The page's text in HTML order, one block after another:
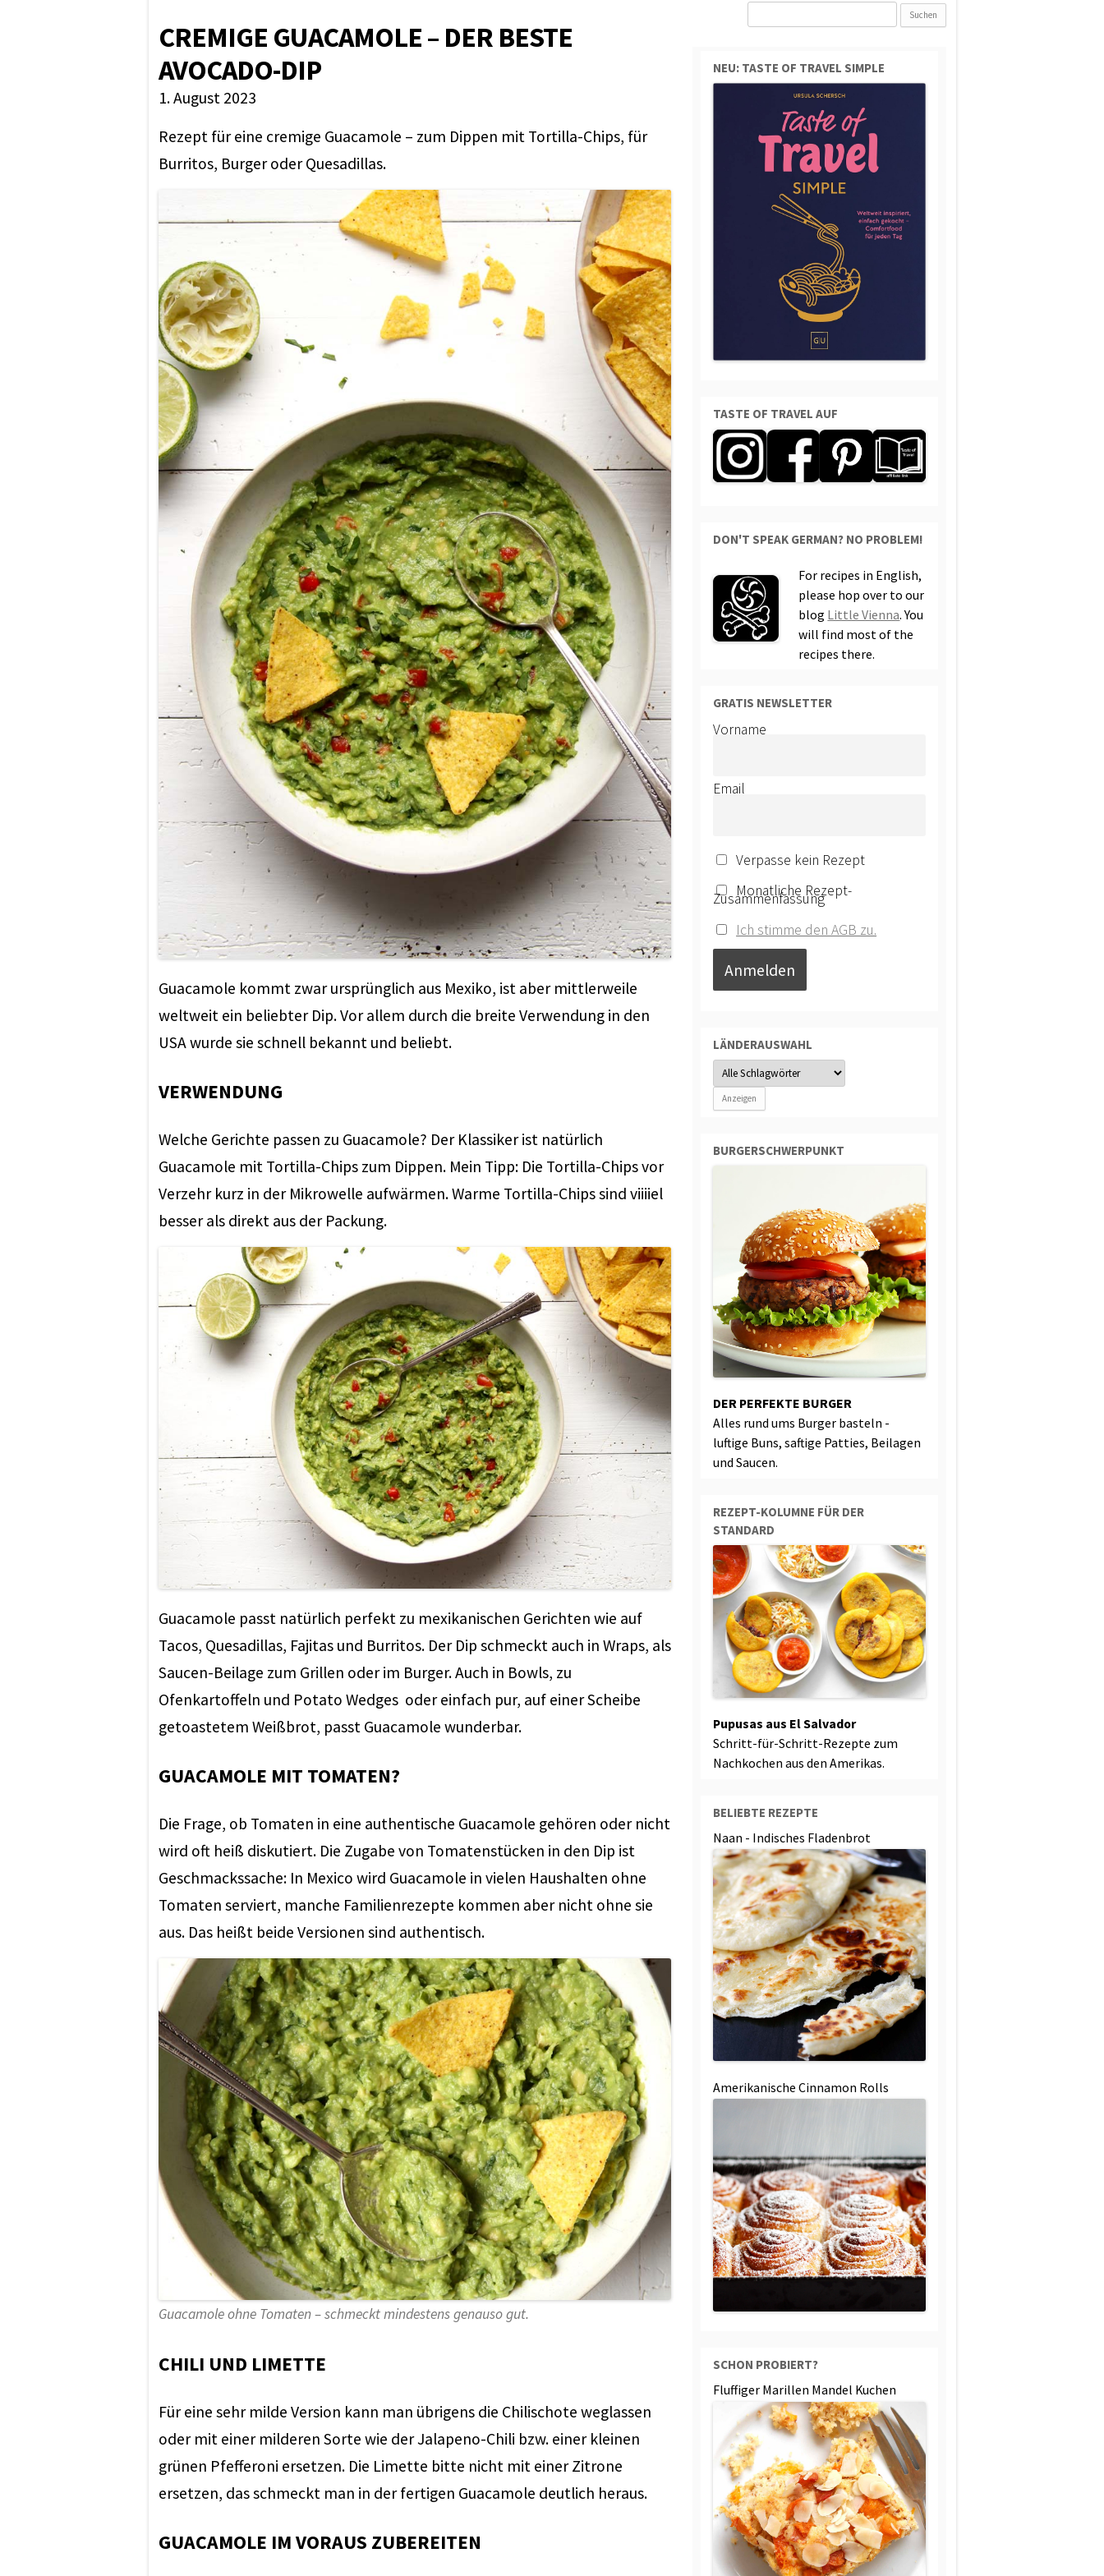
CREMIGE GUACAMOLE – DER BESTE
AVOCADO-DIP
1. August 2023
Rezept für eine cremige Guacamole – zum Dippen mit Tortilla-Chips, für
Burritos, Burger oder Quesadillas.
Guacamole kommt zwar ursprünglich aus Mexiko, ist aber mittlerweile
weltweit ein beliebter Dip. Vor allem durch die breite Verwendung in den
USA wurde sie schnell bekannt und beliebt.
VERWENDUNG
Welche Gerichte passen zu Guacamole? Der Klassiker ist natürlich
Guacamole mit Tortilla-Chips zum Dippen. Mein Tipp: Die Tortilla-Chips vor
Verzehr kurz in der Mikrowelle aufwärmen. Warme Tortilla-Chips sind viiiiel
besser als direkt aus der Packung.
Guacamole passt natürlich perfekt zu mexikanischen Gerichten wie auf
Tacos, Quesadillas, Fajitas und Burritos. Der Dip schmeckt auch in Wraps, als
Saucen-Beilage zum Grillen oder im Burger. Auch in Bowls, zu
Ofenkartoffeln und Potato Wedges oder einfach pur, auf einer Scheibe
getoastetem Weißbrot, passt Guacamole wunderbar.
GUACAMOLE MIT TOMATEN?
Die Frage, ob Tomaten in eine authentische Guacamole gehören oder nicht
wird oft heiß diskutiert. Die Zugabe von Tomatenstücken in den Dip ist
Geschmackssache: In Mexico wird Guacamole in vielen Haushalten ohne
Tomaten serviert, manche Familienrezepte kommen aber nicht ohne sie
aus. Das heißt beide Versionen sind authentisch.
Guacamole ohne Tomaten – schmeckt mindestens genauso gut.
CHILI UND LIMETTE
Für eine sehr milde Version kann man übrigens die Chilischote weglassen
oder mit einer milderen Sorte wie der Jalapeno-Chili bzw. einer kleinen
grünen Pfefferoni ersetzen. Die Limette bitte nicht mit einer Zitrone
ersetzen, das schmeckt man in der fertigen Guacamole deutlich heraus.
GUACAMOLE IM VORAUS ZUBEREITEN
NEU: TASTE OF TRAVEL SIMPLE
TASTE OF TRAVEL AUF
DON'T SPEAK GERMAN? NO PROBLEM!
For recipes in English,
please hop over to our
blog Little Vienna. You
will find most of the
recipes there.
GRATIS NEWSLETTER
Vorname
Email
Verpasse kein Rezept
Monatliche Rezept-
Zusammenfassung
Ich stimme den AGB zu.
LÄNDERAUSWAHL
BURGERSCHWERPUNKT
DER PERFEKTE BURGER
Alles rund ums Burger basteln -
luftige Buns, saftige Patties, Beilagen
und Saucen.
REZEPT-KOLUMNE FÜR DER
STANDARD
Pupusas aus El Salvador
Schritt-für-Schritt-Rezepte zum
Nachkochen aus den Amerikas.
BELIEBTE REZEPTE
Naan - Indisches Fladenbrot
Amerikanische Cinnamon Rolls
SCHON PROBIERT?
Fluffiger Marillen Mandel Kuchen